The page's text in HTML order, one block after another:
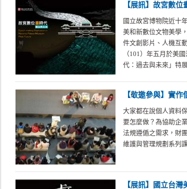
【展訊】故宮數
國立故宮博物院近十
美和新數位文物美學
件文創影片、人機互
（101）年五月於美
代：過去與未來」特
【敬邀參與】實
大家都在說個人資料
要怎麼做？為協助企
法規遵偱之需求，財
維護與管理規劃系列
【展訊】國立台